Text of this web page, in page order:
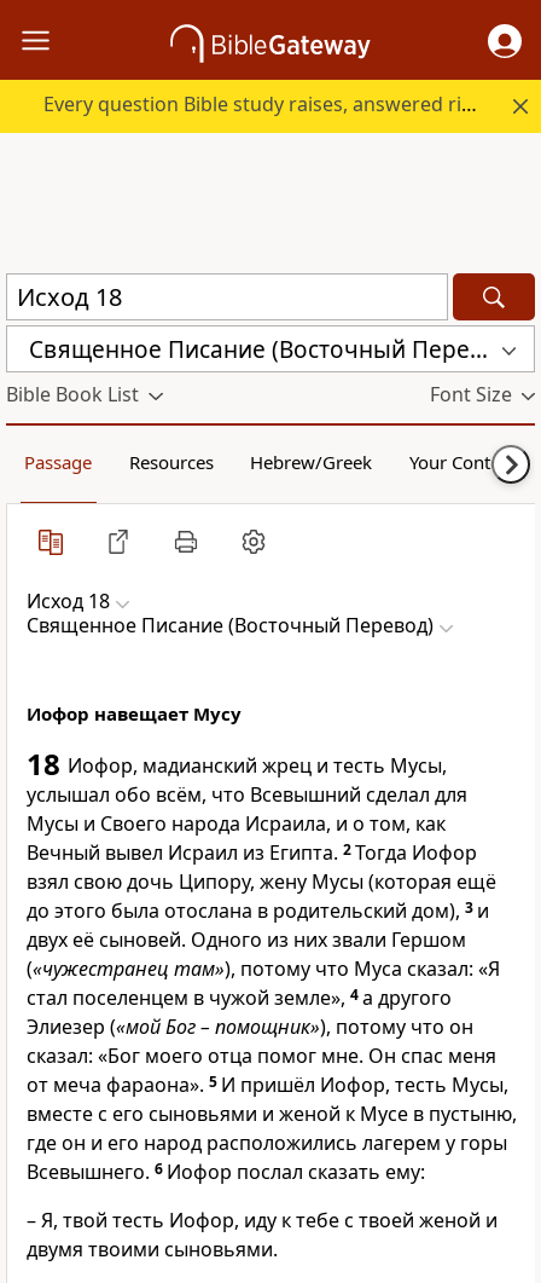
Every question Bible study raises, answered right here.
Священное Писание (Восточный Перевод) (CARS)
Bible Book List Font Size
Passage Resources Hebrew/Greek Your Content
Исход 18
Священное Писание (Восточный Перевод)
Иофор навещает Мусу
18 Иофор, мадианский жрец и тесть Мусы,
услышал обо всём, что Всевышний сделал для
Мусы и Своего народа Исраила, и о том, как
Вечный вывел Исраил из Египта. 2Тогда Иофор
взял свою дочь Ципору, жену Мусы (которая ещё
до этого была отослана в родительский дом), 3 и
двух её сыновей. Одного из них звали Гершом
(«чужестранец там»), потому что Муса сказал: «Я
стал поселенцем в чужой земле», 4а другого
Элиезер («мой Бог – помощник»), потому что он
сказал: «Бог моего отца помог мне. Он спас меня
от меча фараона». 5 И пришёл Иофор, тесть Мусы,
вместе с его сыновьями и женой к Мусе в пустыню,
где он и его народ расположились лагерем у горы
Всевышнего. 6 Иофор послал сказать ему:
– Я, твой тесть Иофор, иду к тебе с твоей женой и
двумя твоими сыновьями.